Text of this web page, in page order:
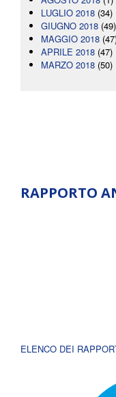
LUGLIO 2018 (34)
GIUGNO 2018 (49)
MAGGIO 2018
APRILE 2018 (47)
MARZO 2018 (50)
RAPPORTO
ELENCO DEI